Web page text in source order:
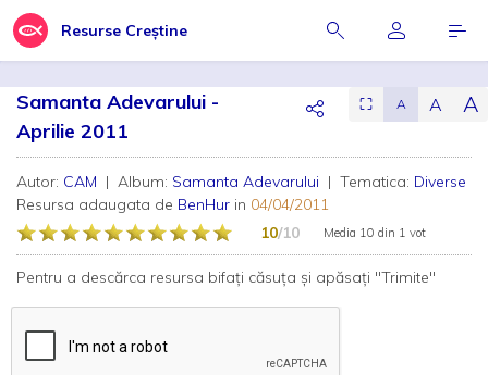
Resurse Creștine
Samanta Adevarului -
Aprilie 2011
⛶ A A A
Autor: CAM | Album: Samanta Adevarului | Tematica: Diverse
Resursa adaugata de BenHur in 04/04/2011
10/10 Media 10 din 1 vot
Pentru a descărca resursa bifați căsuța și apăsați "Trimite"